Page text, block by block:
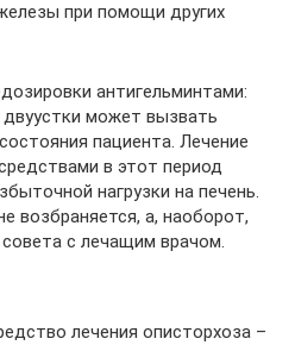
при помощи других
антигельминтами:
двуустки может вызвать
пациента. Лечение
в этот период
нагрузки на печень.
возбраняется, а, наоборот,
с лечащим врачом.
лечения описторхоза –